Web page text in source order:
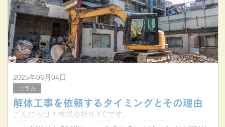
2025年06月04日
コラム
解体工事を依頼するタイミングとその理由
こんにちは！株式会社N.Y.Cです。